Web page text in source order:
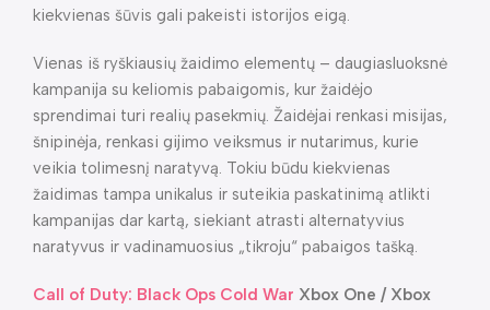
kiekvienas šūvis gali pakeisti istorijos eigą.
Vienas iš ryškiausių žaidimo elementų – daugiasluoksnė
kampanija su keliomis pabaigomis, kur žaidėjo
sprendimai turi realių pasekmių. Žaidėjai renkasi misijas,
šnipinėja, renkasi gijimo veiksmus ir nutarimus, kurie
veikia tolimesnį naratyvą. Tokiu būdu kiekvienas
žaidimas tampa unikalus ir suteikia paskatinimą atlikti
kampanijas dar kartą, siekiant atrasti alternatyvius
naratyvus ir vadinamuosius „tikroju“ pabaigos tašką.
Call of Duty: Black Ops Cold War Xbox One / Xbox